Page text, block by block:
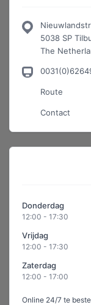
5038 SP
The
Route
Contact
Donderdag
12:00 - 17:30
Vrijdag
12:00 - 17:30
Zaterdag
12:00 - 17:00
Online 24/7 te